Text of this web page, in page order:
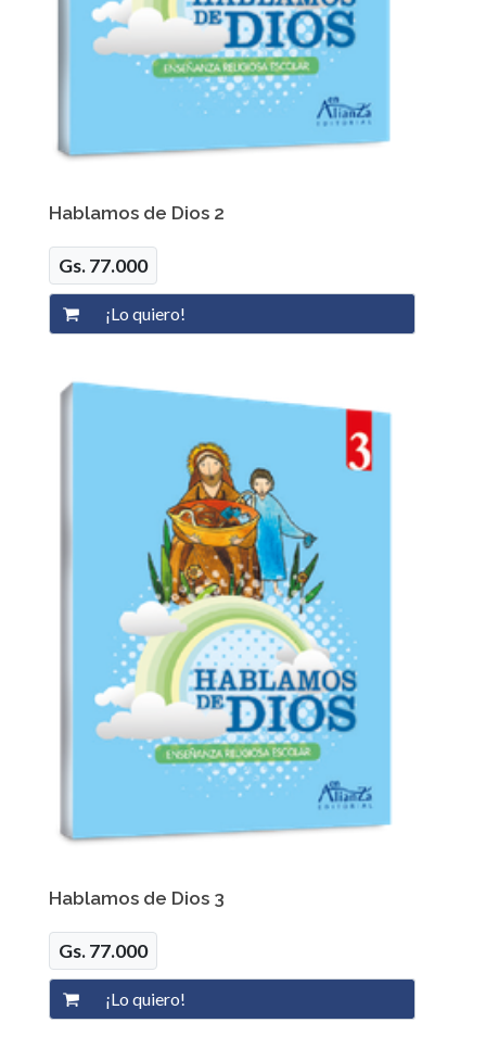
Hablamos de Dios 2
Gs. 77.000
Hablamos de Dios 3
Gs. 77.000